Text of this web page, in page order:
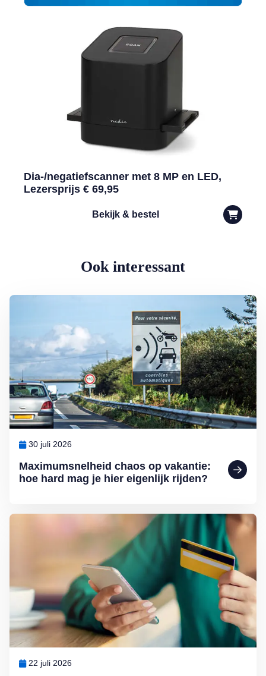
Dia-/negatiefscanner met 8 MP en LED,
Lezersprijs € 69,95
Bekijk & bestel
Ook interessant
Maximumsnelheid chaos op vakantie:
hoe hard mag je hier eigenlijk rijden?
30 juli 2026
Lees meer over Maximumsnelheid chaos op vakantie: hoe hard
22 juli 2026
Lees meer over Help, de bank-app werkt niet meer